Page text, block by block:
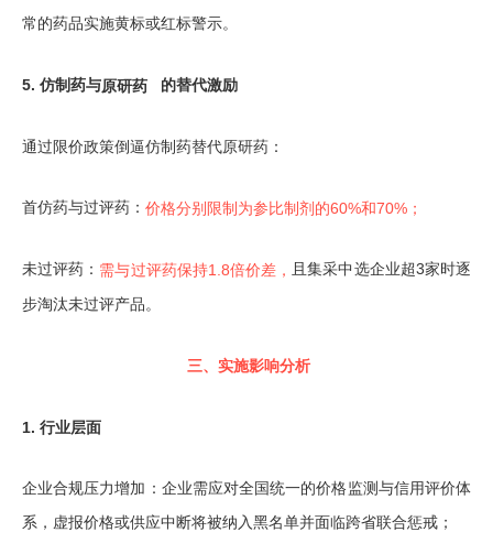
常的药品实施黄标或红标警示。
5. 仿制药与原研药 的替代激励
通过限价政策倒逼仿制药替代原研药：
首仿药与过评药： 价格分别限制为参比制剂的60%和70%；
未过评药： 需与过评药保持1.8倍价差， 且集采中选企业超3家时逐
步淘汰未过评产品。
三、实施影响分析
1. 行业层面
企业合规压力增加：企业需应对全国统一的价格监测与信用评价体
系，虚报价格或供应中断将被纳入黑名单并面临跨省联合惩戒；